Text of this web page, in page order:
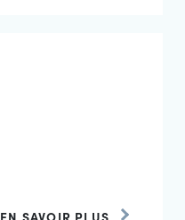
EN SAVOIR PLUS